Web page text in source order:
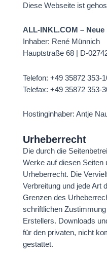
Diese Webseite ist
ALL-INKL.COM –
Inhaber: René Münnich
Hauptstraße 68 | D-
Telefon: +49 35872 353-
Telefax: +49 35872 353-
Hostinginhaber: Antje
Urheberrecht
Die durch die
Werke auf diesen Seiten
Urheberrecht. Die
Verbreitung und jede Art
Grenzen des
schriftlichen
Erstellers. Downloads
für den privaten, nicht
gestattet.